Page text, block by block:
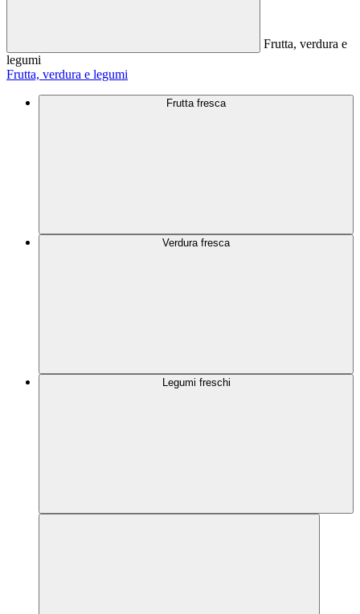
Frutta, verdura e
legumi
Frutta, verdura e legumi
Frutta fresca
Verdura fresca
Legumi freschi